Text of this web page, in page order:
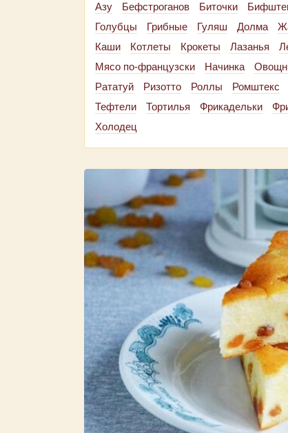
Азу
Бефстроганов Биточки
Голубцы
Грибные Гуляш Долма
Каши
Котлеты Крокеты Лазанья
Мясо по-французски
Начинка
Рататуй
Ризотто Роллы Ромштекс
Тефтели
Тортилья Фрикадельки
Холодец